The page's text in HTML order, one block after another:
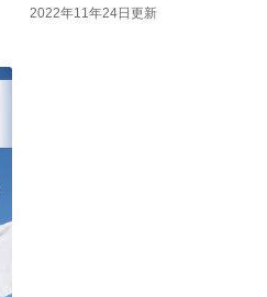
2022年11年24日更新